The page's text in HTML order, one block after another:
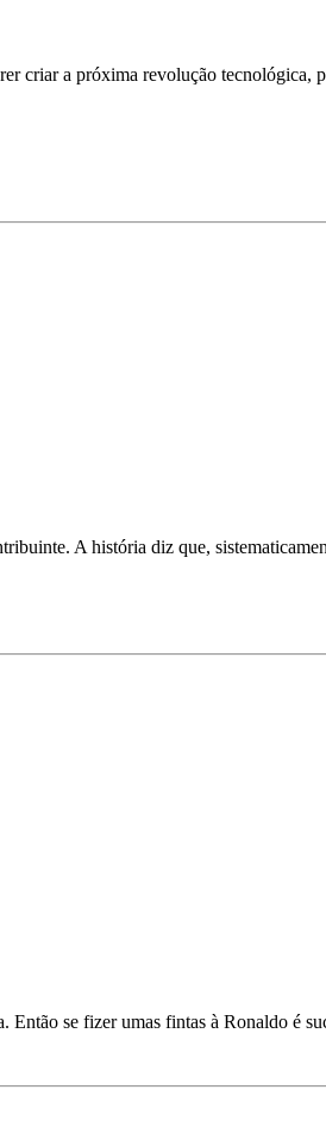
criar a próxima revolução tecnológica,
A história diz que,
se fizer umas fintas à Ronaldo é